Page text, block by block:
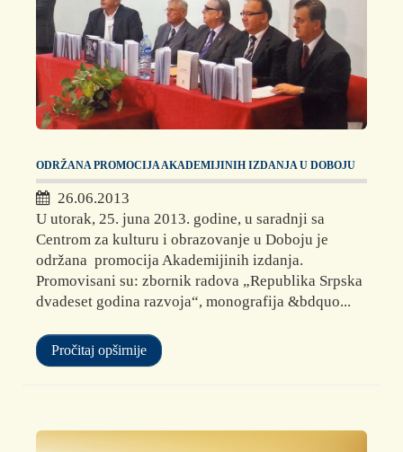
ODRŽANA PROMOCIJA AKADEMIJINIH IZDANJA U DOBOJU
26.06.2013
U utorak, 25. juna 2013. godine, u saradnji sa
Centrom za kulturu i obrazovanje u Doboju je
održana promocija Akademijinih izdanja.
Promovisani su: zbornik radova „Republika Srpska
dvadeset godina razvoja“, monografija &bdquo...
Pročitaj opširnije